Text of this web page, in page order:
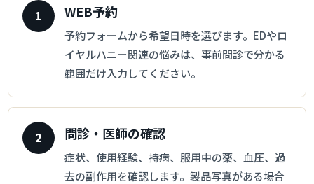
WEB予約
予約フォームから希望日時を選びます。EDやロ
イヤルハニー関連の悩みは、事前問診で分かる
範囲だけ入力してください。
問診・医師の確認
症状、使用経験、持病、服用中の薬、血圧、過
去の副作用を確認します。製品写真がある場合